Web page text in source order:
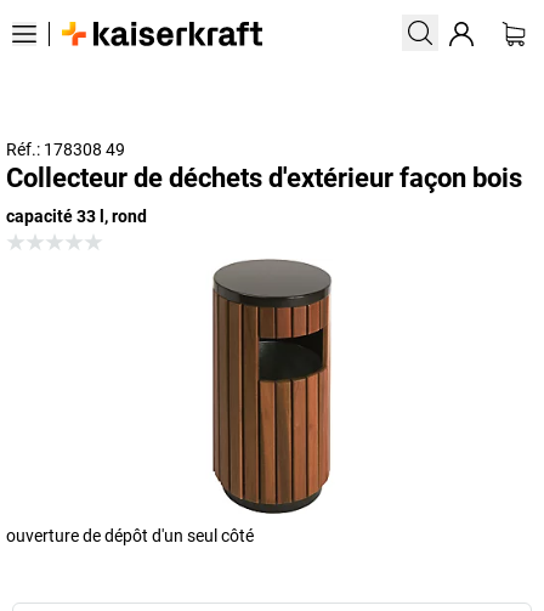
Réf.: 178308 49
Collecteur de déchets d'extérieur façon bois
capacité 33 l, rond
ouverture de dépôt d'un seul côté